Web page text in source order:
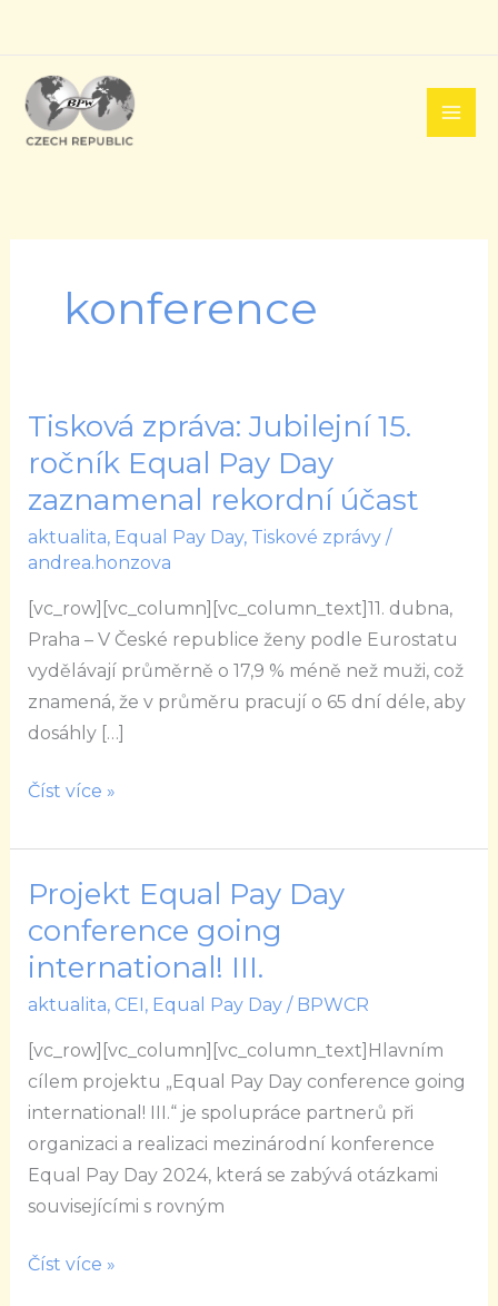
obsah
konference
Tisková zpráva: Jubilejní 15.
ročník Equal Pay Day
zaznamenal rekordní účast
aktualita, Equal Pay Day, Tiskové zprávy/
andrea.honzova
[vc_row][vc_column][vc_column_text]11. dubna,
Praha – V České republice ženy podle Eurostatu
vydělávají průměrně o 17,9 % méně než muži, což
znamená, že v průměru pracují o 65 dní déle, aby
dosáhly […]
Tisková
zpráva:
15.
ročník
Pay
Day
zaznamenal
rekordní
účast
Číst více »
Projekt Equal Pay Day
conference going
international! III.
aktualita, CEI , Equal Pay Day/ BPWCR
[vc_row][vc_column][vc_column_text]Hlavním
cílem projektu „Equal Pay Day conference going
international! III.“ je spolupráce partnerů při
organizaci a realizaci mezinárodní konference
Equal Pay Day 2024, která se zabývá otázkami
souvisejícími s rovným
Projekt
Equal
Pay
Day
conference
going
international!
III.
Číst více »